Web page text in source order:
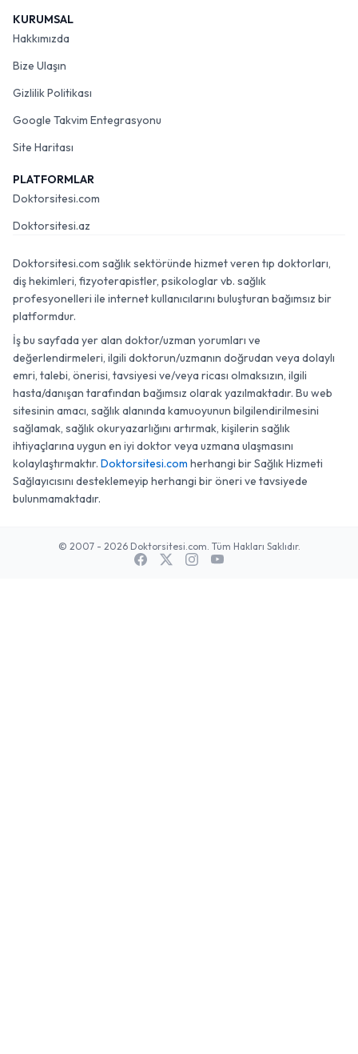
KURUMSAL
Hakkımızda
Bize Ulaşın
Gizlilik Politikası
Google Takvim Entegrasyonu
Site Haritası
PLATFORMLAR
Doktorsitesi.com
Doktorsitesi.az
Doktorsitesi.com sağlık sektöründe hizmet veren tıp doktorları,
diş hekimleri, fizyoterapistler, psikologlar vb. sağlık
profesyonelleri ile internet kullanıcılarını buluşturan bağımsız bir
platformdur.
İş bu sayfada yer alan doktor/uzman yorumları ve
değerlendirmeleri, ilgili doktorun/uzmanın doğrudan veya dolaylı
emri, talebi, önerisi, tavsiyesi ve/veya ricası olmaksızın, ilgili
hasta/danışan tarafından bağımsız olarak yazılmaktadır. Bu web
sitesinin amacı, sağlık alanında kamuoyunun bilgilendirilmesini
sağlamak, sağlık okuryazarlığını artırmak, kişilerin sağlık
ihtiyaçlarına uygun en iyi doktor veya uzmana ulaşmasını
kolaylaştırmaktır. Doktorsitesi.com herhangi bir Sağlık Hizmeti
Sağlayıcısını desteklemeyip herhangi bir öneri ve tavsiyede
bulunmamaktadır.
© 2007 - 2026 Doktorsitesi.com. Tüm Hakları Saklıdır.